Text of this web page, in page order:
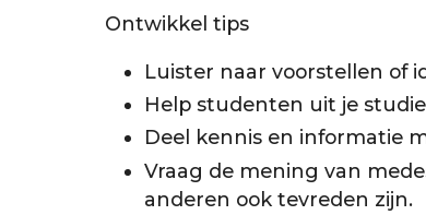
Ontwikkel tips
Luister naar voorstellen of
Help studenten uit je
Deel kennis en informatie
Vraag de mening van
anderen ook tevreden zijn.